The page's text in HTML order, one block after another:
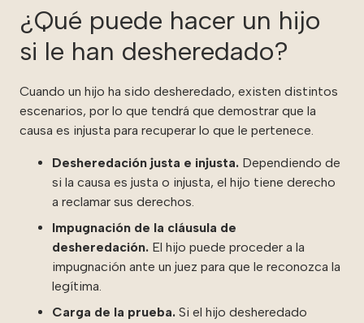
¿Qué puede hacer un hijo
si le han desheredado?
Cuando un hijo ha sido desheredado, existen distintos
escenarios, por lo que tendrá que demostrar que la
causa es injusta para recuperar lo que le pertenece.
Desheredación justa e injusta. Dependiendo de
si la causa es justa o injusta, el hijo tiene derecho
a reclamar sus derechos.
Impugnación de la cláusula de
desheredación. El hijo puede proceder a la
impugnación ante un juez para que le reconozca la
legítima.
Carga de la prueba. Si el hijo desheredado